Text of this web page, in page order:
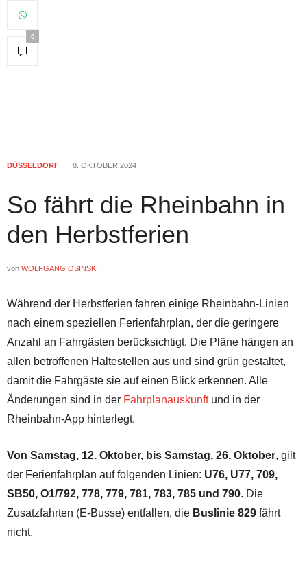
0
DÜSSELDORF 8. OKTOBER 2024
So fährt die Rheinbahn in
den Herbstferien
von WOLFGANG OSINSKI
Während der Herbstferien fahren einige Rheinbahn-Linien
nach einem speziellen Ferienfahrplan, der die geringere
Anzahl an Fahrgästen berücksichtigt. Die Pläne hängen an
allen betroffenen Haltestellen aus und sind grün gestaltet,
damit die Fahrgäste sie auf einen Blick erkennen. Alle
Änderungen sind in der Fahrplanauskunftund in der
Rheinbahn-App hinterlegt.
Von Samstag, 12. Oktober, bis Samstag, 26. Oktober, gilt
der Ferienfahrplan auf folgenden Linien: U76, U77, 709,
SB50, O1/792, 778, 779, 781, 783, 785 und 790. Die
Zusatzfahrten (E-Busse) entfallen, die Buslinie 829 fährt
nicht.